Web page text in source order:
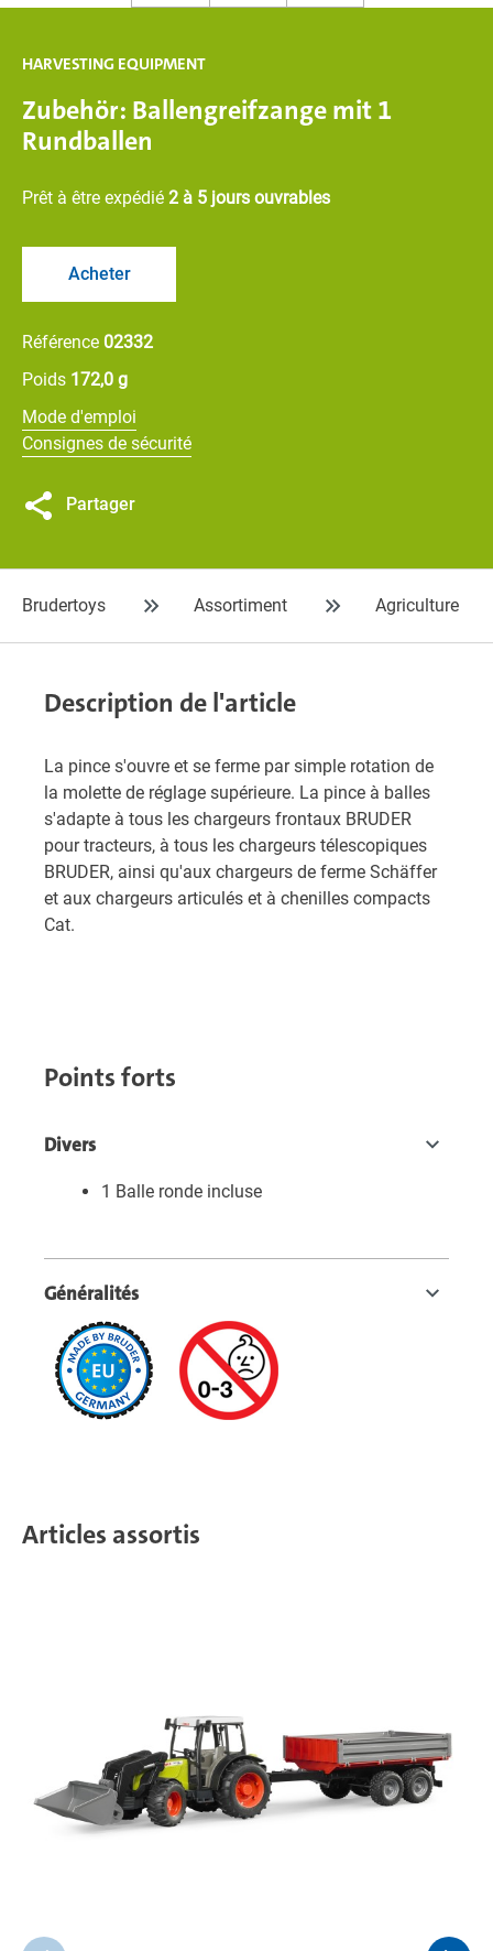
HARVESTING EQUIPMENT
Zubehör: Ballengreifzange mit 1
Rundballen
Prêt à être expédié 2 à 5 jours ouvrables
Acheter
Référence 02332
Poids 172,0 g
Mode d'emploi
Consignes de sécurité
Partager
Brudertoys Assortiment Agriculture
Description de l'article
La pince s'ouvre et se ferme par simple rotation de
la molette de réglage supérieure. La pince à balles
s'adapte à tous les chargeurs frontaux BRUDER
pour tracteurs, à tous les chargeurs télescopiques
BRUDER, ainsi qu'aux chargeurs de ferme Schäffer
et aux chargeurs articulés et à chenilles compacts
Cat.
Points forts
Divers
1 Balle ronde incluse
Généralités
Articles assortis